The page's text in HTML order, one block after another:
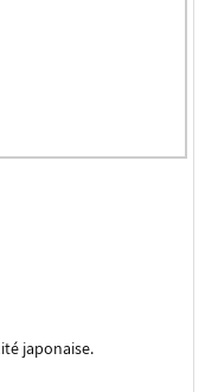
japonaise.